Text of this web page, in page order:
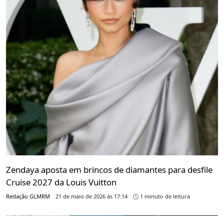
Zendaya aposta em brincos de diamantes para desfile
Cruise 2027 da Louis Vuitton
Redação GLMRM 21 de maio de 2026 às 17:14 1 minuto de leitura